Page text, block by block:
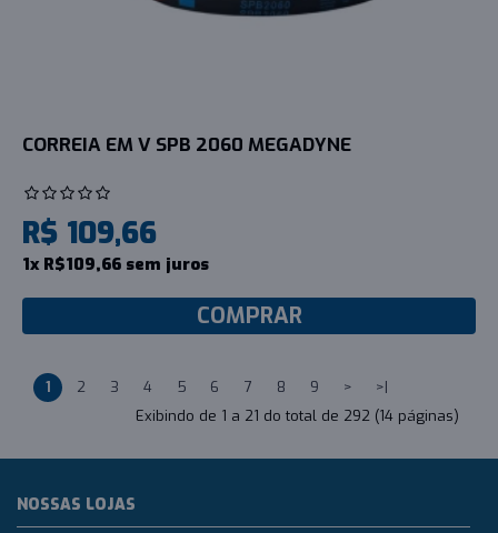
CORREIA EM V SPB 2060 MEGADYNE
R$ 109,66
1x R$109,66 sem juros
COMPRAR
1 2 3 4 5 6 7 8 9 >
>|
Exibindo de 1 a 21 do total de 292 (14 páginas)
NOSSAS LOJAS